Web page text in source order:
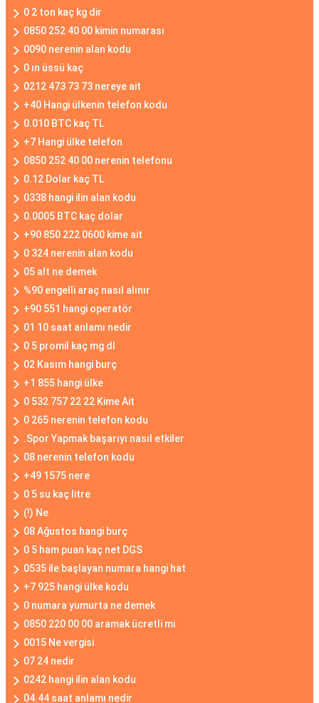
0 2 ton kaç kg dir
0850 252 40 00 kimin numarası
0090 nerenin alan kodu
0 ın üssü kaç
0212 473 73 73 nereye ait
+40 Hangi ülkenin telefon kodu
0.010 BTC kaç TL
+7 Hangi ülke telefon
0850 252 40 00 nerenin telefonu
0.12 Dolar kaç TL
0338 hangi ilin alan kodu
0.0005 BTC kaç dolar
+90 850 222 0600 kime ait
0 324 nerenin alan kodu
05 alt ne demek
%90 engelli araç nasıl alınır
+90 551 hangi operatör
01 10 saat anlamı nedir
0 5 promil kaç mg dl
02 Kasım hangi burç
+1 855 hangi ülke
0 532 757 22 22 Kime Ait
0 265 nerenin telefon kodu
.Spor Yapmak başarıyı nasıl etkiler
08 nerenin telefon kodu
+49 1575 nere
0 5 su kaç litre
(!) Ne
08 Ağustos hangi burç
0 5 ham puan kaç net DGS
0535 ile başlayan numara hangi hat
+7 925 hangi ülke kodu
0 numara yumurta ne demek
0850 220 00 00 aramak ücretli mi
0015 Ne vergisi
07 24 nedir
0242 hangi ilin alan kodu
04.44 saat anlamı nedir